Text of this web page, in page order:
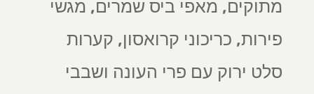
מתוקים, מאפי ביס שמרים, מגשי
פירות, כריכוני קרואסון, קערות
סלט ירוק עם פרי העונה ושבבי